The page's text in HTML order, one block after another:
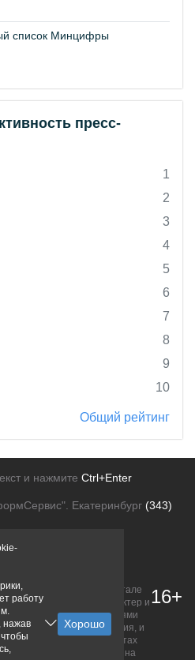
список Минцифры
пресс-
1
2
3
4
5
6
7
8
9
10
Общий рейтинг
и нажмите Ctrl+Enter
Екатеринбург (343)
размещенная на портале
ознакомительный характер и
определяемой положениями
и полного описания, и
уточняйте на сайтах
Исключительное право на
16+
работу
нажав